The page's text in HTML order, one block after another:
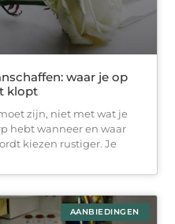
waar je op
klopt
zijn, niet met wat je
hebt wanneer en waar
kiezen rustiger. Je
AANBIEDINGEN